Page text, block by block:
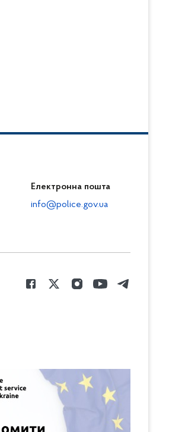
Електронна пошта
info@police.gov.ua